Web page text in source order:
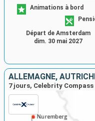
Animations à bord
Départ de Amsterdam
dim. 30 mai 2027
ALLEMAGNE,
7 jours, Celebrity Compass